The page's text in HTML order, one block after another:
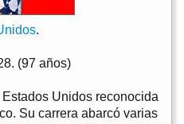
.
(97 años)
Estados Unidos reconocida
Su carrera abarcó varias